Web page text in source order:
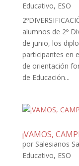
Educativo, ESO
alumnos de 2º
de junio, los
participantes en
de orientación
de Educación...
¡VAMOS,
por Salesianos
Educativo, ESO